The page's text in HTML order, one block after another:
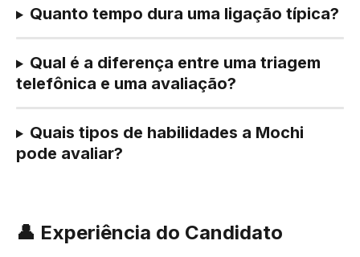
Quanto tempo dura uma ligação típica?
Qual é a diferença entre uma triagem
telefônica e uma avaliação?
Quais tipos de habilidades a Mochi
pode avaliar?
👤 Experiência do Candidato